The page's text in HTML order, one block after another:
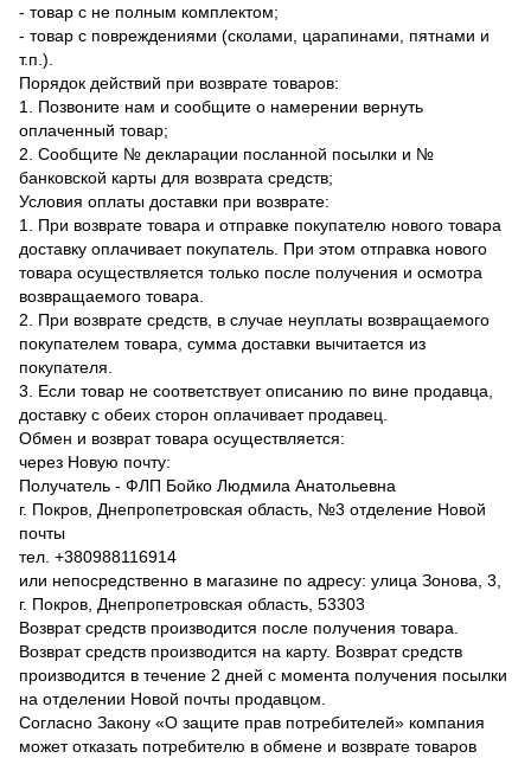
- товар с не полным комплектом;
- товар с повреждениями (сколами, царапинами, пятнами и
т.п.).
Порядок действий при возврате товаров:
1. Позвоните нам и сообщите о намерении вернуть
оплаченный товар;
2. Сообщите № декларации посланной посылки и №
банковской карты для возврата средств;
Условия оплаты доставки при возврате:
1. При возврате товара и отправке покупателю нового товара
доставку оплачивает покупатель. При этом отправка нового
товара осуществляется только после получения и осмотра
возвращаемого товара.
2. При возврате средств, в случае неуплаты возвращаемого
покупателем товара, сумма доставки вычитается из
покупателя.
3. Если товар не соответствует описанию по вине продавца,
доставку с обеих сторон оплачивает продавец.
Обмен и возврат товара осуществляется:
через Новую почту:
Получатель - ФЛП Бойко Людмила Анатольевна
г. Покров, Днепропетровская область, №3 отделение Новой
почты
тел. +380988116914
или непосредственно в магазине по адресу: улица Зонова, 3,
г. Покров, Днепропетровская область, 53303
Возврат средств производится после получения товара.
Возврат средств производится на карту. Возврат средств
производится в течение 2 дней с момента получения посылки
на отделении Новой почты продавцом.
Согласно Закону «О защите прав потребителей» компания
может отказать потребителю в обмене и возврате товаров